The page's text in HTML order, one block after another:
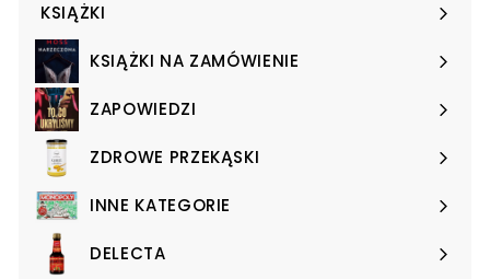
KSIĄŻKI
Expand
submenuKSIĄŻKI NA ZAMÓWIENIE
Expand
submenuZAPOWIEDZI
Expand
submenuZDROWE PRZEKĄSKI
Expand
submenuINNE KATEGORIE
Expand
submenuDELECTA
Expand